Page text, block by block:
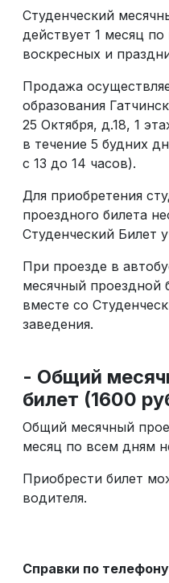
Студенческий
действует 1 месяц
воскресных и
Продажа
образования
25 Октября, д.18, 1
в течение 5 будних
с 13 до 14 часов).
Для приобретения
проездного билета
Студенческий Билет
При проезде в
месячный проездной
вместе со
заведения.
- Общий
билет (1600
Общий месячный
месяц по всем дням
Приобрести билет
водителя.
Справки по